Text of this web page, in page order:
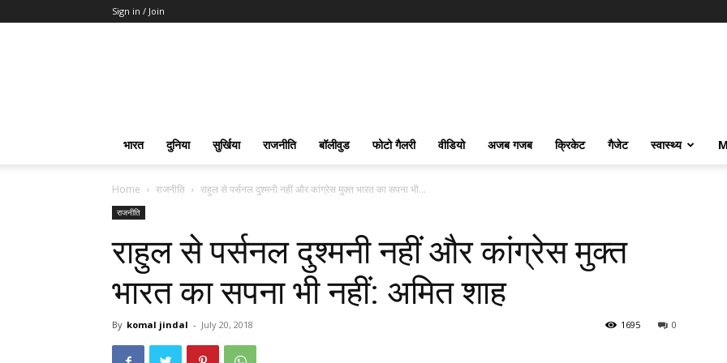
Sign in / Join
भारत दुनिया सुर्खिया राजनीति बॉलीवुड फोटो गैलरी वीडियो अजब गजब क्रिकेट गैजेट स्वास्थ्य
Home राजनीति राहुल से पर्सनल दुश्मनी नहीं और कांग्रेस मुक्त भारत का सपना भी...
राजनीति
राहुल से पर्सनल दुश्मनी नहीं और कांग्रेस मुक्त
भारत का सपना भी नहीं: अमित शाह
By komal jindal - July 20, 2018 0
1695